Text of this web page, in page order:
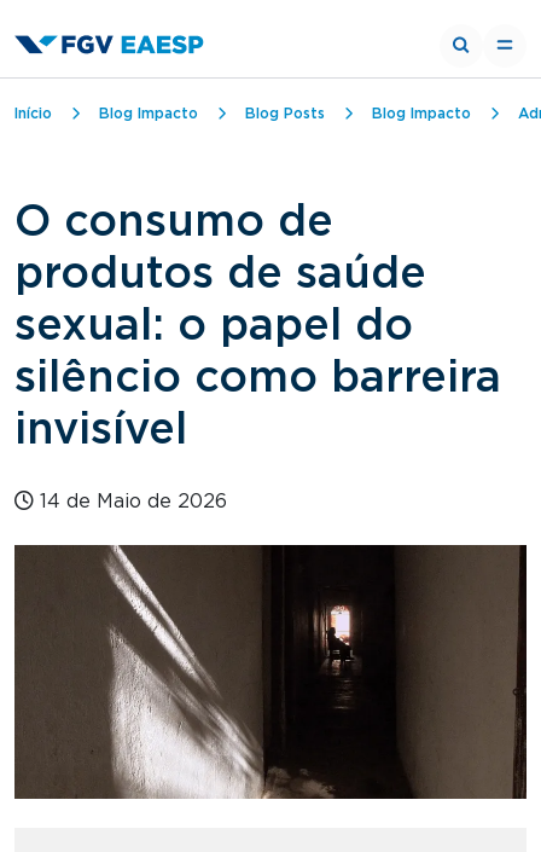
Trilha de navegação
Início Blog Impacto Blog Posts Blog Impacto
O consumo de
produtos de saúde
sexual: o papel do
silêncio como barreira
invisível
14 de Maio de 2026